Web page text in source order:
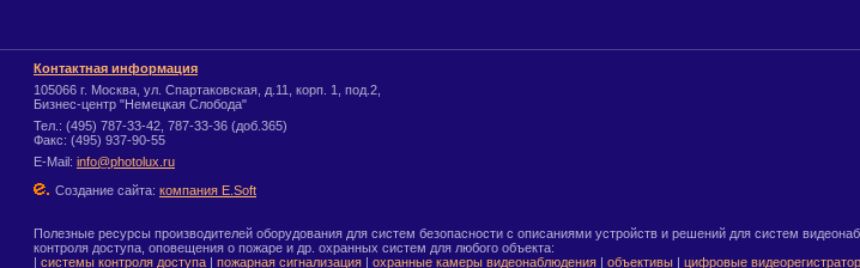
Контактная информация
105066 г. Москва, ул. Спартаковская, д.11, корп. 1, под.2,
Бизнес-центр "Немецкая Слобода"
Тел.: (495) 787-33-42, 787-33-36 (доб.365)
Факс: (495) 937-90-55
E-Mail: info@photolux.ru
Создание сайта: компания E.Soft
Полезные ресурсы производителей оборудования для систем безопасности с описаниями устройств и решений для систем
контроля доступа, оповещения о пожаре и др. охранных систем для любого объекта:
| системы контроля доступа | пожарная сигнализация | охранные камеры видеонаблюдения | объективы | цифровые